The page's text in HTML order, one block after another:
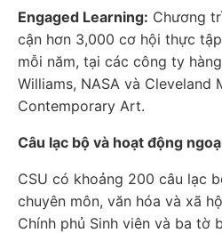
Engaged Learning: Chương
cận hơn 3,000 cơ hội thực
mỗi năm, tại các công ty
Williams, NASA và Cleveland
Contemporary Art.
Câu lạc bộ và hoạt động
CSU có khoảng 200 câu lạc
chuyên môn, văn hóa và xã
Chính phủ Sinh viên và ba tờ